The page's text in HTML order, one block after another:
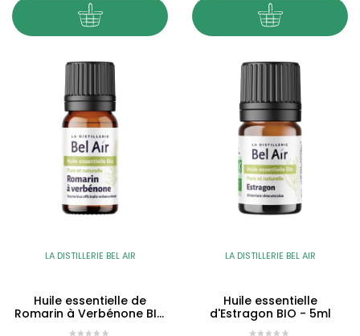
LA DISTILLERIE BEL AIR
Huile essentielle de
Romarin à Verbénone BIO
- 10ml
LA DISTILLERIE BEL AIR
Huile essentielle
d'Estragon BIO - 5ml